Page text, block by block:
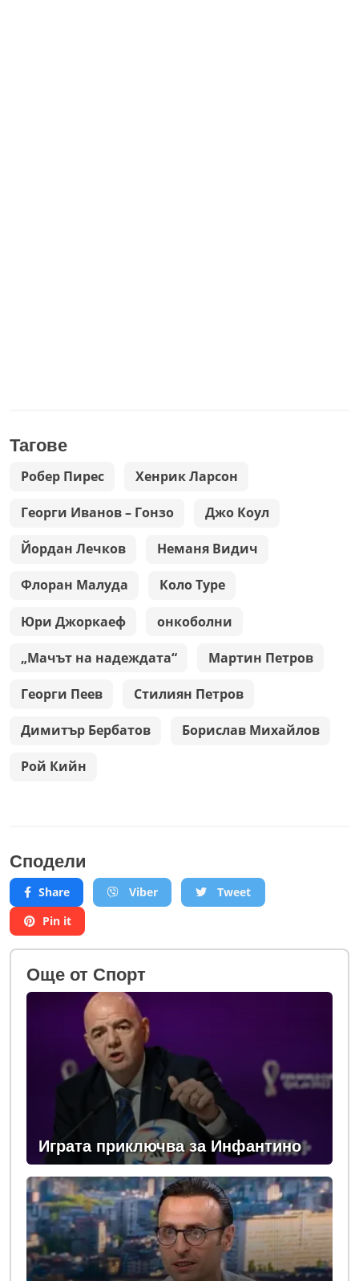
Тагове
Робер Пирес Хенрик Ларсон
Георги Иванов – Гонзо Джо Коул
Йордан Лечков Неманя Видич
Флоран Малуда Коло Туре
Юри Джоркаеф онкоболни
„Мачът на надеждата“ Мартин Петров
Георги Пеев Стилиян Петров
Димитър Бербатов Борислав Михайлов
Рой Кийн
Сподели
Share Viber
Tweet
Pin it
Oще от Спорт
Играта приключва за Инфантино